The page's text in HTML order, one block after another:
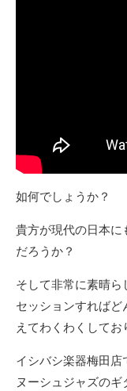
如何でしょうか？
貴方が現代の日本
だろうか？
そして非常に素晴ら
セッションすれば
えてわくわくしてお
イシバシ楽器梅田
ヌーシュジャズの